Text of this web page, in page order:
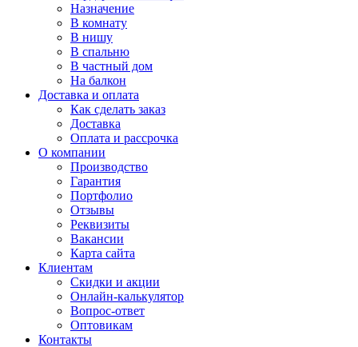
Назначение
В комнату
В нишу
В спальню
В частный дом
На балкон
Доставка и оплата
Как сделать заказ
Доставка
Оплата и рассрочка
О компании
Производство
Гарантия
Портфолио
Отзывы
Реквизиты
Вакансии
Карта сайта
Клиентам
Скидки и акции
Онлайн-калькулятор
Вопрос-ответ
Оптовикам
Контакты